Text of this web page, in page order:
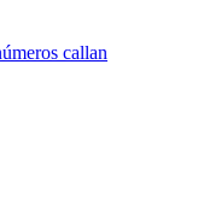
callan